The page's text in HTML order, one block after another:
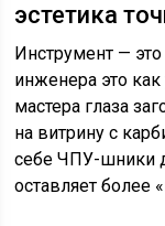
эстетика
Инструмент —
инженера это
мастера глаза
на витрину с
себе ЧПУ-шники
оставляет более